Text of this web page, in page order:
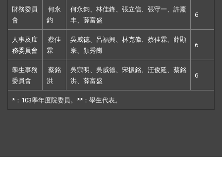
財務委員
會
何永
鈞
何永鈞、林佳鋒、張立信、張守一、許薰
丰、薛富盛
6
人事及庶
務委員會
蔡佳
霖
吳威德、呂福興、林克偉、蔡佳霖、薛顯
宗、顏秀崗
6
學生事務
委員會
蔡銘
洪
吳宗明、吳威德、宋振銘、汪俊延、蔡銘
洪、薛富盛
6
*：103學年度院委員。**：學生代表。